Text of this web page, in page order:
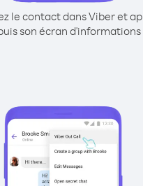
le contact dans Viber et
son écran d'informations